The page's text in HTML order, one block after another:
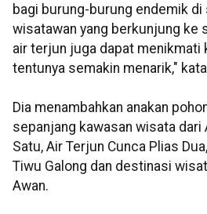
bagi burung-burung endemik di
wisatawan yang berkunjung ke
air terjun juga dapat menikmati
tentunya semakin menarik,"
Dia menambahkan anakan
sepanjang kawasan wisata dari
Satu, Air Terjun Cunca Plias
Tiwu Galong dan destinasi
Awan.